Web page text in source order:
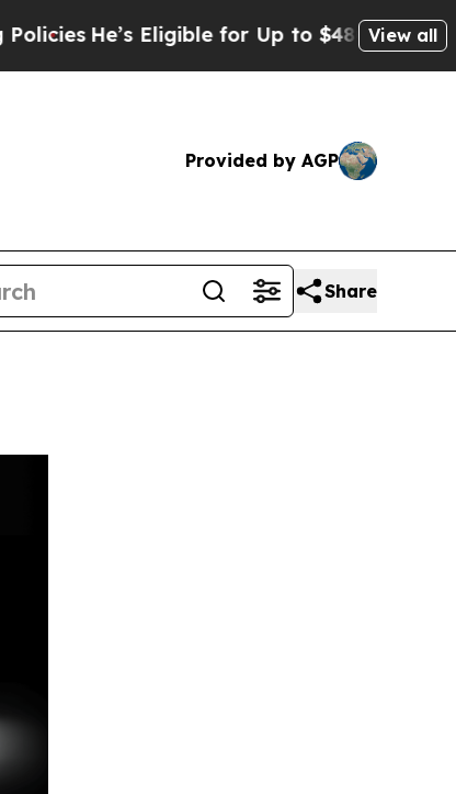
He’s Eligible for Up to $480,000 AfterView all
Provided by AGP
Share